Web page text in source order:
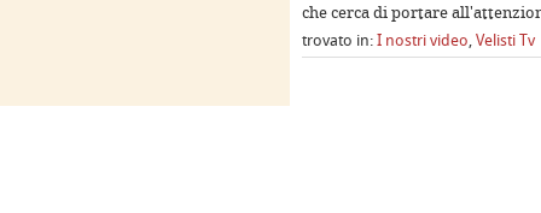
che cerca di portare
trovato in: I nostri video, Velisti Tv